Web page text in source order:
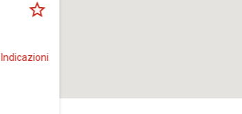
Indicazioni